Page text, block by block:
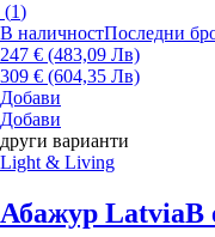
(1)
В наличностПоследни
247 € (483,09 Лв)
309 € (604,35 Лв)
Добави
Добави
други варианти
Light & Living
Абажур LatviaВ